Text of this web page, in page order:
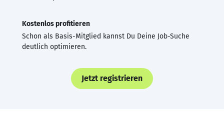
Kostenlos profitieren
Schon als Basis-Mitglied kannst Du Deine Job-Suche
deutlich optimieren.
Jetzt registrieren